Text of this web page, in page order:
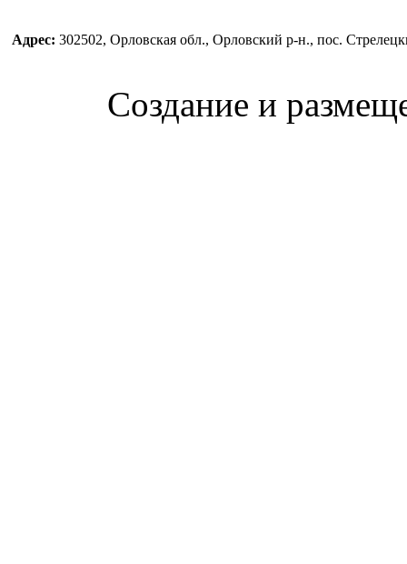
Адрес: 302502, Орловская обл., Орловский р-н., пос.
Создание и